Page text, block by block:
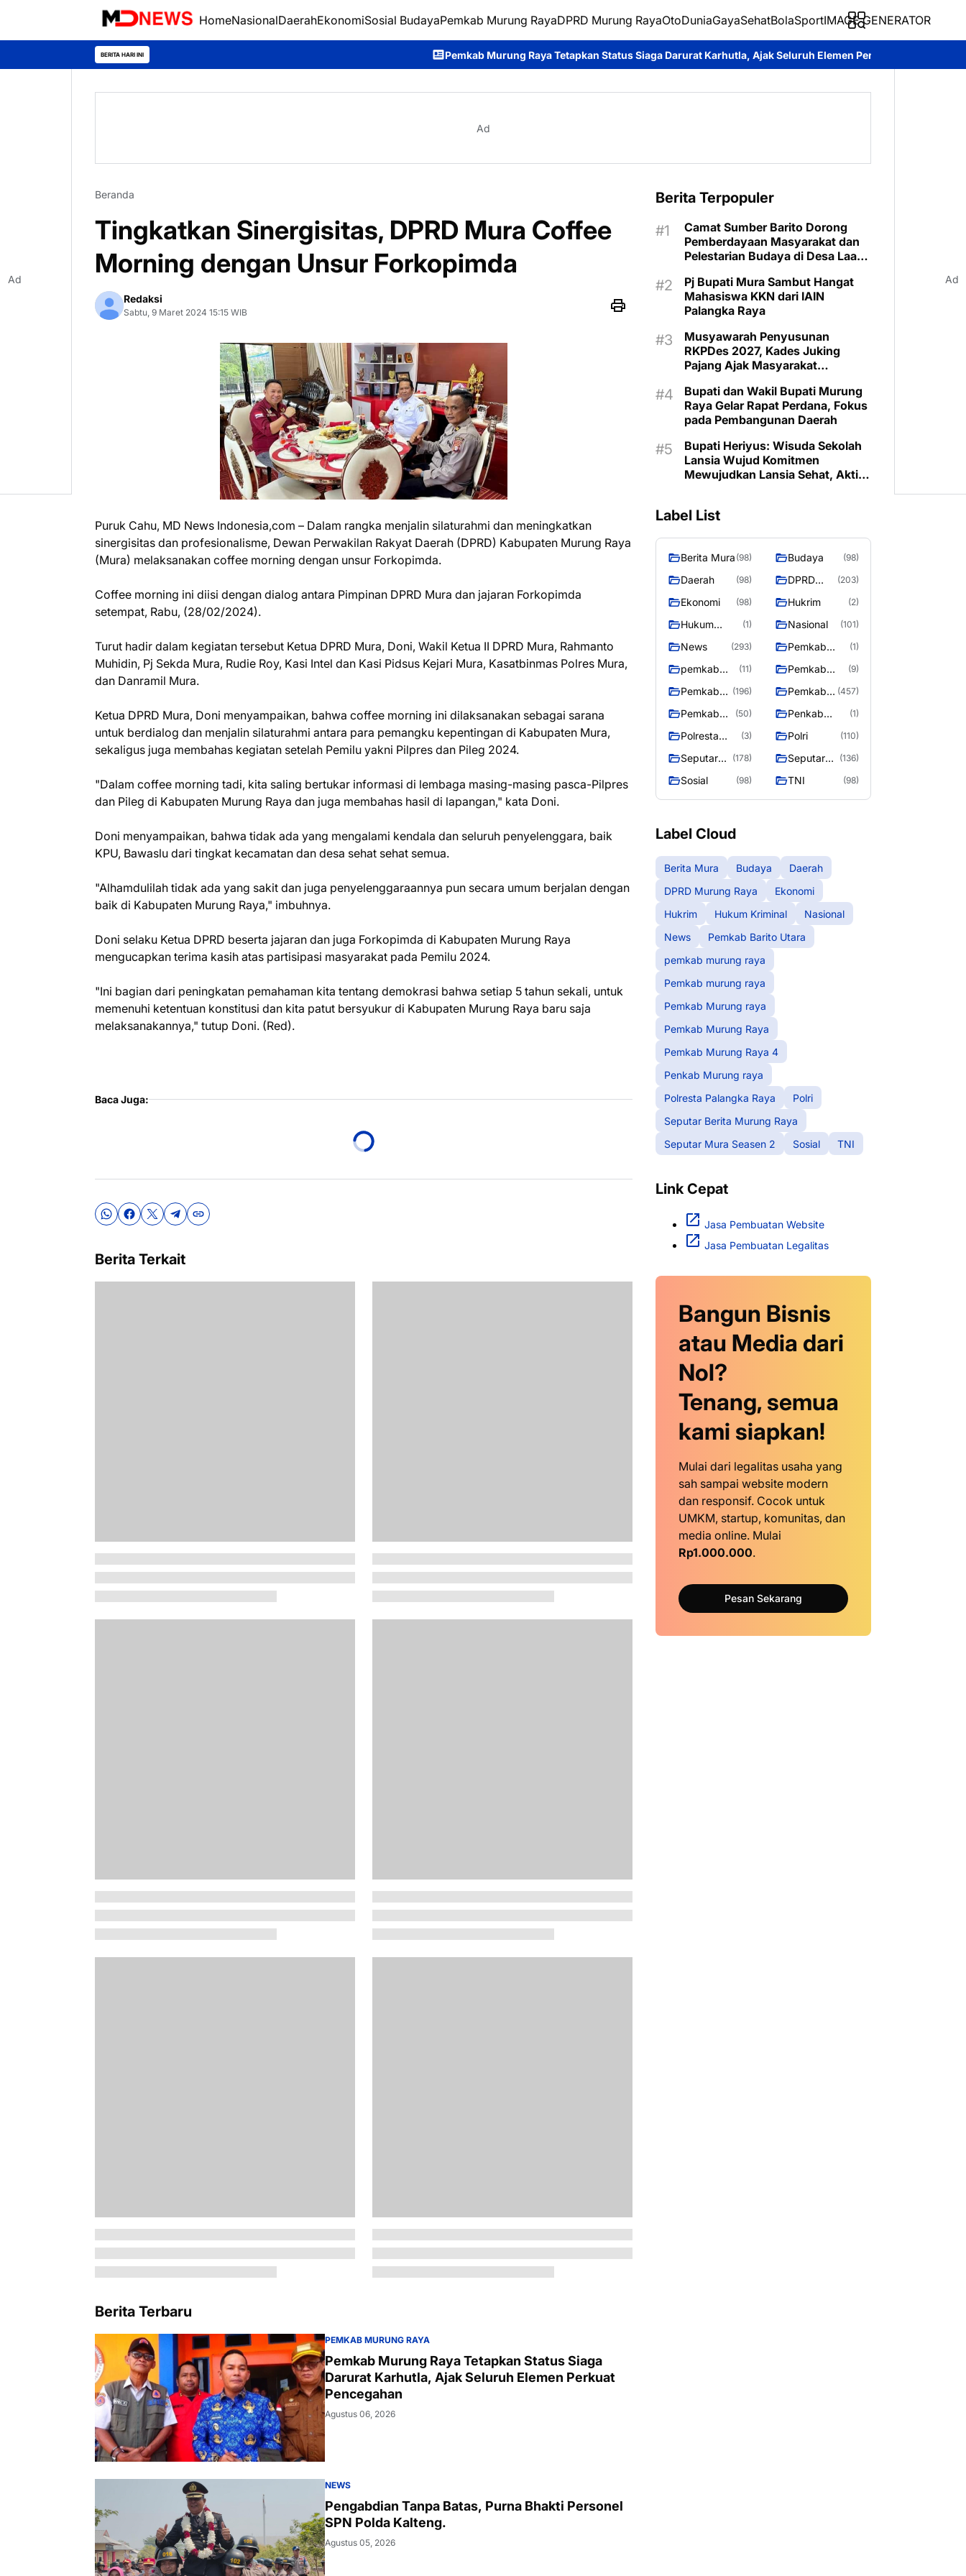
HomeNasionalDaerahEkonomiSosial BudayaPemkab Murung RayaDPRD Murung RayaOtoDuniaGayaSehatBolaSportIMAGE GENERATOR
BERITA HARI INI Pemkab Murung Raya Tetapkan Status Siaga Darurat Karhutla, Ajak Seluruh Elemen Perkuat Pencegahan Pengabdian Tanpa
Ad
Beranda
Tingkatkan Sinergisitas, DPRD Mura Coffee
Morning dengan Unsur Forkopimda
Redaksi
Sabtu, 9 Maret 2024 15:15 WIB
Puruk Cahu, MD News Indonesia,com – Dalam rangka menjalin silaturahmi dan meningkatkan
sinergisitas dan profesionalisme, Dewan Perwakilan Rakyat Daerah (DPRD) Kabupaten Murung Raya
(Mura) melaksanakan coffee morning dengan unsur Forkopimda.
Coffee morning ini diisi dengan dialog antara Pimpinan DPRD Mura dan jajaran Forkopimda
setempat, Rabu, (28/02/2024).
Turut hadir dalam kegiatan tersebut Ketua DPRD Mura, Doni, Wakil Ketua II DPRD Mura, Rahmanto
Muhidin, Pj Sekda Mura, Rudie Roy, Kasi Intel dan Kasi Pidsus Kejari Mura, Kasatbinmas Polres Mura,
dan Danramil Mura.
Ketua DPRD Mura, Doni menyampaikan, bahwa coffee morning ini dilaksanakan sebagai sarana
untuk berdialog dan menjalin silaturahmi antara para pemangku kepentingan di Kabupaten Mura,
sekaligus juga membahas kegiatan setelah Pemilu yakni Pilpres dan Pileg 2024.
"Dalam coffee morning tadi, kita saling bertukar informasi di lembaga masing-masing pasca-Pilpres
dan Pileg di Kabupaten Murung Raya dan juga membahas hasil di lapangan," kata Doni.
Doni menyampaikan, bahwa tidak ada yang mengalami kendala dan seluruh penyelenggara, baik
KPU, Bawaslu dari tingkat kecamatan dan desa sehat sehat semua.
"Alhamdulilah tidak ada yang sakit dan juga penyelenggaraannya pun secara umum berjalan dengan
baik di Kabupaten Murung Raya," imbuhnya.
Doni selaku Ketua DPRD beserta jajaran dan juga Forkopimda di Kabupaten Murung Raya
mengucapkan terima kasih atas partisipasi masyarakat pada Pemilu 2024.
"Ini bagian dari peningkatan pemahaman kita tentang demokrasi bahwa setiap 5 tahun sekali, untuk
memenuhi ketentuan konstitusi dan kita patut bersyukur di Kabupaten Murung Raya baru saja
melaksanakannya," tutup Doni. (Red).
Baca Juga:
Berita Terkait
Berita Terbaru
PEMKAB MURUNG RAYA
Pemkab Murung Raya Tetapkan Status Siaga
Darurat Karhutla, Ajak Seluruh Elemen Perkuat
Pencegahan
Agustus 06, 2026
NEWS
Pengabdian Tanpa Batas, Purna Bhakti Personel
SPN Polda Kalteng.
Agustus 05, 2026
Berita Terpopuler
Camat Sumber Barito Dorong
Pemberdayaan Masyarakat dan
Pelestarian Budaya di Desa Laas
Pj Bupati Mura Sambut Hangat
Mahasiswa KKN dari IAIN
Palangka Raya
Musyawarah Penyusunan
RKPDes 2027, Kades Juking
Pajang Ajak Masyarakat
Kebutuhan
Bupati dan Wakil Bupati Murung
Raya Gelar Rapat Perdana, Fokus
pada Pembangunan Daerah
Bupati Heriyus: Wisuda Sekolah
Lansia Wujud Komitmen
Mewujudkan Lansia Sehat, Aktif,
Label List
Berita Mura (98) Budaya (98)
Daerah (98)
DPRD
Raya
(203)
Ekonomi (98) Hukrim (2)
Hukum
(1) Nasional (101)
News (293)
Pemkab
(1)
pemkab
raya
(11)
Pemkab
murung raya
(9)
Pemkab
raya
(196)
Pemkab
Raya
(457)
Pemkab
Raya 4
(50)
Penkab
Murung raya
(1)
Polresta
Raya
(3) Polri (110)
Seputar
Murung
Raya
(178)
Seputar
Seasen 2
(136)
Sosial (98) TNI (98)
Label Cloud
Berita Mura Budaya
Daerah
DPRD Murung Raya
Ekonomi
Hukrim
Hukum Kriminal
Nasional
News
Pemkab Barito Utara
pemkab murung raya
Pemkab murung raya
Pemkab Murung raya
Pemkab Murung Raya
Pemkab Murung Raya 4
Penkab Murung raya
Polresta Palangka Raya
Polri
Seputar Berita Murung Raya
Seputar Mura Seasen 2
Sosial TNI
Link Cepat
Jasa Pembuatan Website
Jasa Pembuatan Legalitas
Bangun Bisnis
atau Media dari
Nol?
Tenang, semua
kami siapkan!
Mulai dari legalitas usaha yang
sah sampai website modern
dan responsif. Cocok untuk
UMKM, startup, komunitas, dan
media online. Mulai
Rp1.000.000.
Pesan Sekarang
Ad Ad